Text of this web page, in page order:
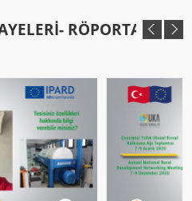
RÖPORTAJLAR